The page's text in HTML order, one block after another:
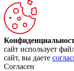
сайт использует
сайт, вы даете
Согласен